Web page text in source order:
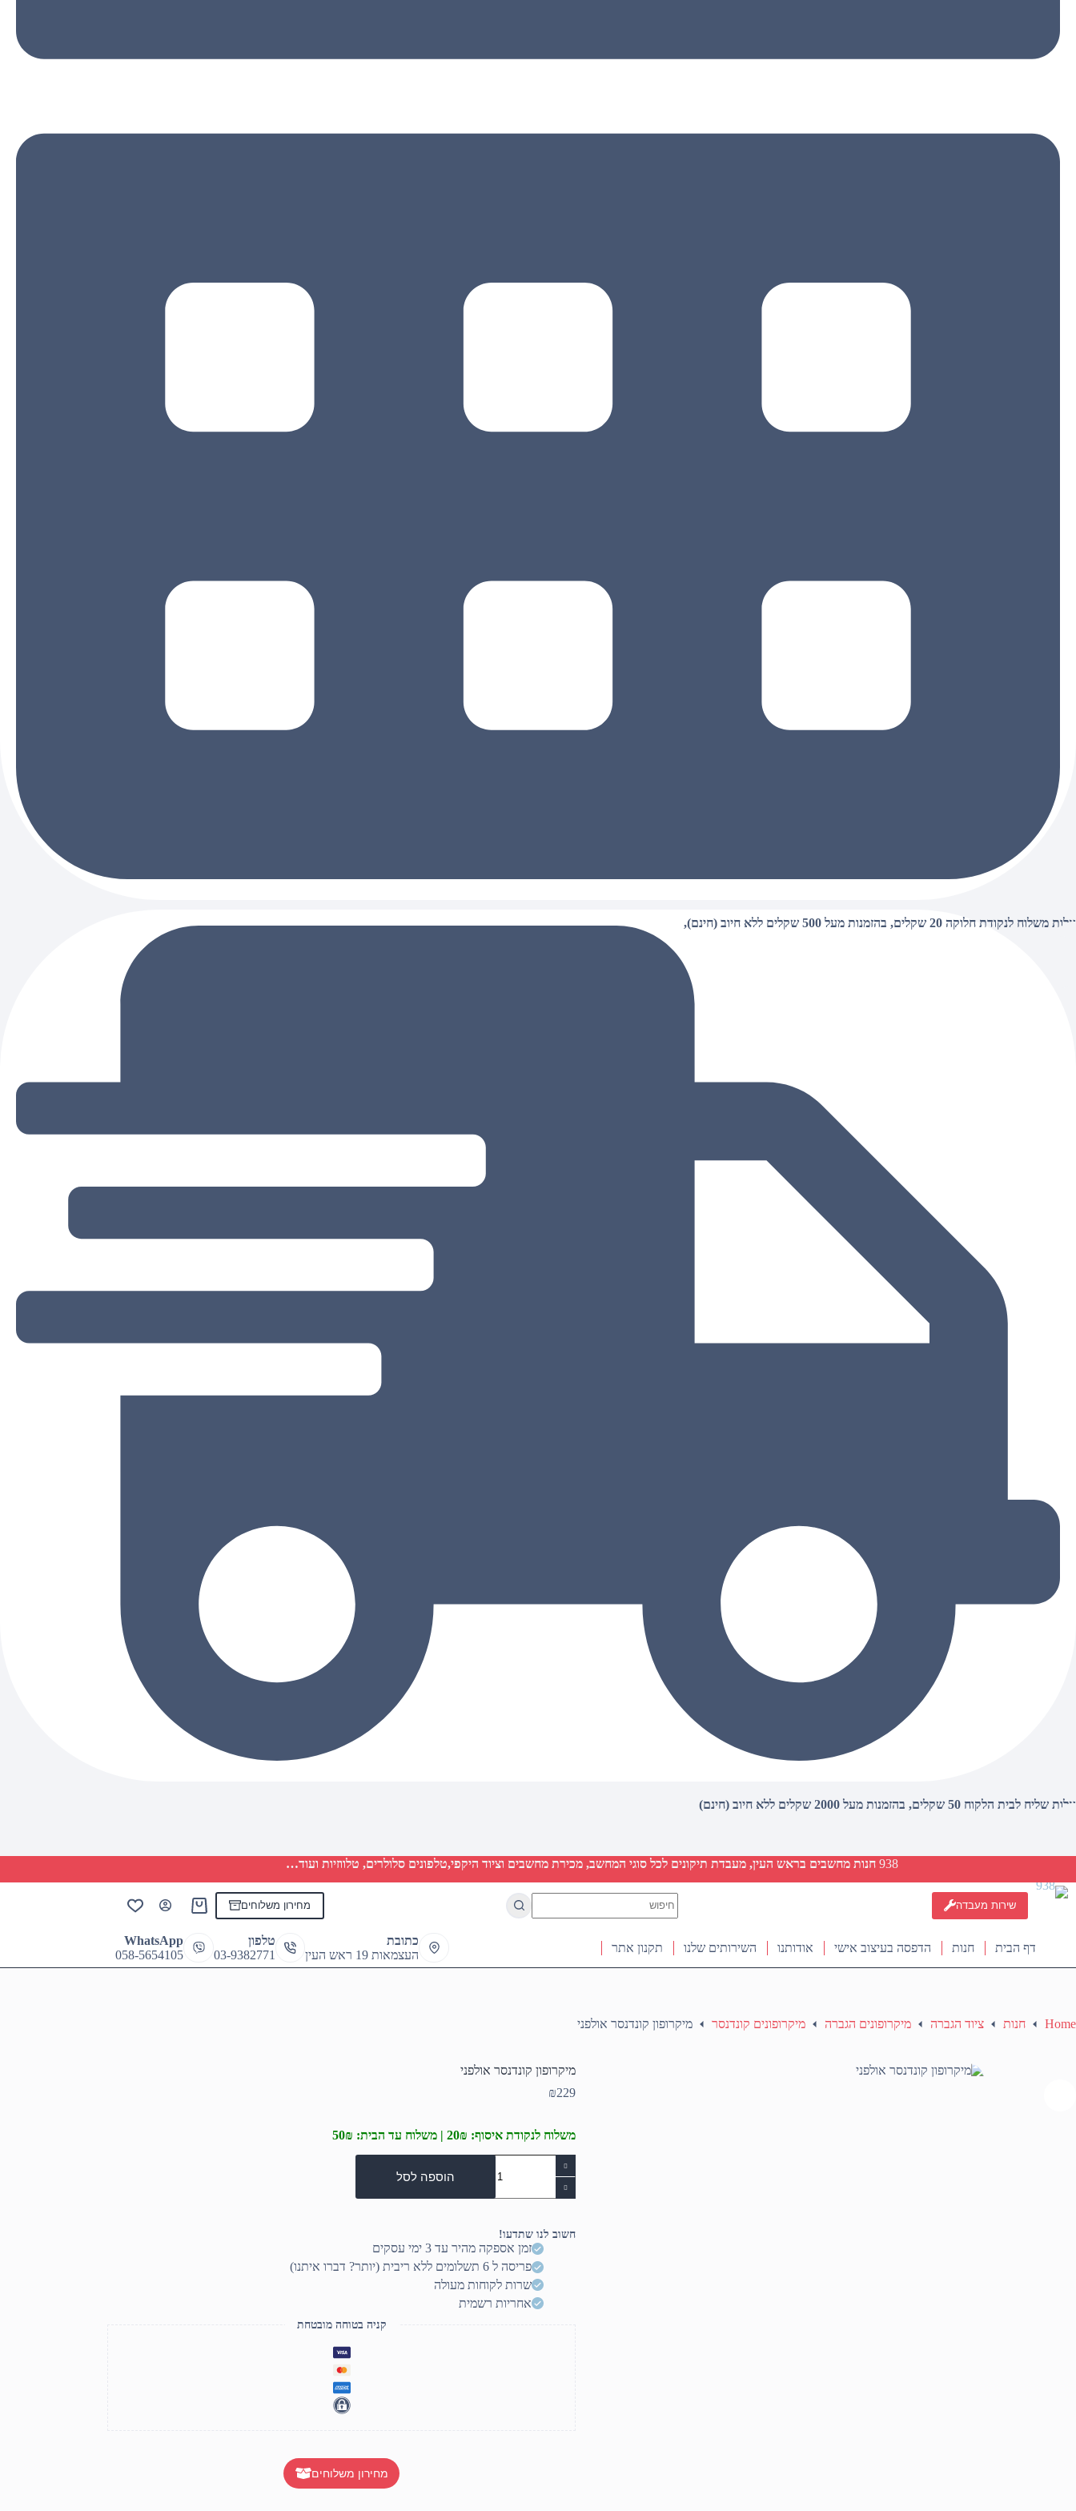
עלות משלוח לנקודת חלוקה 20 שקלים, בהזמנות מעל 500 שקלים ללא חיוב (חינם),
עלות שליח לבית הלקוח 50 שקלים, בהזמנות מעל 2000 שקלים ללא חיוב (חינם)
938 חנות מחשבים בראש העין, מעבדת תיקונים לכל סוגי המחשב, מכירת מחשבים וציוד היקפי,טלפונים סלולרים, טלווזיות ועוד…
שירות מעבדה
results
מחירון משלוחים
Shopping
דף הבית
חנות הדפסה בעיצוב אישי אודותנו השירותים שלנו תקנון אתר
כתובת
העצמאות 19 ראש העין
טלפון
03-9382771
WhatsApp
058-5654105
Home חנות ציוד הגברה מיקרופונים הגברה מיקרופונים קונדנסר מיקרופון קונדנסר אולפני
מיקרופון קונדנסר אולפני
₪229
משלוח לנקודת איסוף: 20₪ | משלוח עד הבית: 50₪
כמות
של
מיקרופון
קונדנסר
הוספה לסל
חשוב לנו שתדעו!
זמן אספקה מהיר עד 3 ימי עסקים
פריסה ל 6 תשלומים ללא ריבית (יותר? דברו איתנו)
שרות לקוחות מעולה
אחריות רשמית
קניה בטוחה מובטחת
מחירון משלוחים